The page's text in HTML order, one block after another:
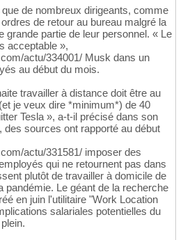
de nombreux dirigeants, comme
de retour au bureau malgré la
grande partie de leur personnel. « Le
acceptable »,
actu/334001/ Musk dans un
au début du mois.
travailler à distance doit être au
je veux dire *minimum*) de 40
Tesla », a-t-il précisé dans son
sources ont rapporté au début
actu/331581/ imposer des
qui ne retournent pas dans
plutôt de travailler à domicile de
pandémie. Le géant de la recherche
en juin l'utilitaire "Work Location
salariales potentielles du